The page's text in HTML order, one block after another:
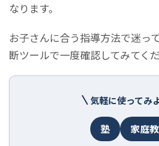
なります。
お子さんに合う指導方法で迷っ
断ツールで一度確認してみてくだ
気軽に使ってみ
塾 家庭